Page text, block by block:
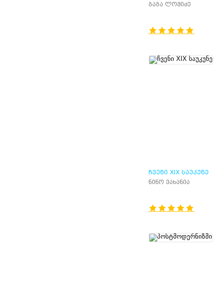
ᲢᲝᲞᲝᲚᲝᲒᲘᲐ
გაგა ლომიძე
ᲩᲕᲔᲜᲘ XIX ᲡᲐᲣᲙᲣᲜᲔ
ნინო ვახანია